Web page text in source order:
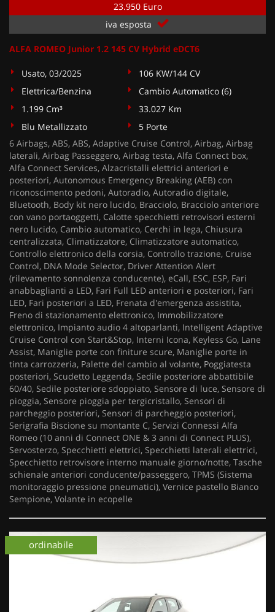
23.950 Euro
iva esposta
ALFA ROMEO Junior 1.2 145 CV Hybrid eDCT6
Usato, 03/2025
106 KW/144 CV
Elettrica/Benzina
Cambio Automatico (6)
1.199 Cm³
33.027 Km
Blu Metallizzato
5 Porte
6 Airbags, ABS, ABS, Adaptive Cruise Control, Airbag, Airbag
laterali, Airbag Passeggero, Airbag testa, Alfa Connect box,
Alfa Connect Services, Alzacristalli elettrici anteriori e
posteriori, Autonomous Emergency Breaking (AEB) con
riconoscimento pedoni, Autoradio, Autoradio digitale,
Bluetooth, Body kit nero lucido, Bracciolo, Bracciolo anteriore
con vano portaoggetti, Calotte specchietti retrovisori esterni
nero lucido, Cambio automatico, Cerchi in lega, Chiusura
centralizzata, Climatizzatore, Climatizzatore automatico,
Controllo elettronico della corsia, Controllo trazione, Cruise
Control, DNA Mode Selector, Driver Attention Alert
(rilevamento sonnolenza conducente), eCall, ESC, ESP, Fari
anabbaglianti a LED, Fari Full LED anteriori e posteriori, Fari
LED, Fari posteriori a LED, Frenata d'emergenza assistita,
Freno di stazionamento elettronico, Immobilizzatore
elettronico, Impianto audio 4 altoparlanti, Intelligent Adaptive
Cruise Control con Start&Stop, Interni Icona, Keyless Go, Lane
Assist, Maniglie porte con finiture scure, Maniglie porte in
tinta carrozzeria, Palette del cambio al volante, Poggiatesta
posteriori, Scudetto Leggenda, Sedile posteriore abbattibile
60/40, Sedile posteriore sdoppiato, Sensore di luce, Sensore di
pioggia, Sensore pioggia per tergicristallo, Sensori di
parcheggio posteriori, Sensori di parcheggio posteriori,
Serigrafia Biscione su montante C, Servizi Connessi Alfa
Romeo (10 anni di Connect ONE & 3 anni di Connect PLUS),
Servosterzo, Specchietti elettrici, Specchietti laterali elettrici,
Specchietto retrovisore interno manuale giorno/notte, Tasche
schienale anteriori conducente/passeggero, TPMS (Sistema
monitoraggio pressione pneumatici), Vernice pastello Bianco
Sempione, Volante in ecopelle
ordinabile